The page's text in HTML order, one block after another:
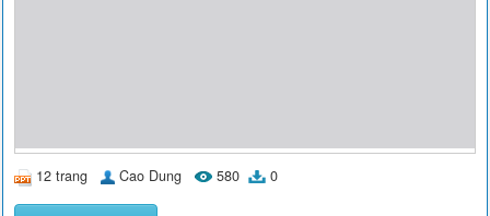
12 trang Cao Dung 580 0